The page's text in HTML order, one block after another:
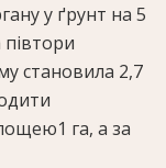
у ґрунт на 5
становила 2,7
га, а за